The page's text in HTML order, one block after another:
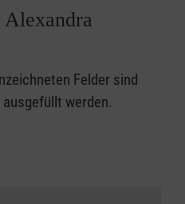
Felder sind
werden.